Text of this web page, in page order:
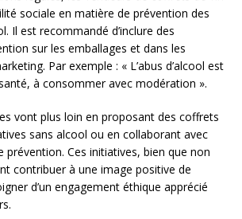
sociale en matière de prévention des
Il est recommandé d’inclure des
sur les emballages et dans les
Par exemple : « L’abus d’alcool est
à consommer avec modération ».
vont plus loin en proposant des coffrets
sans alcool ou en collaborant avec
prévention. Ces initiatives, bien que non
contribuer à une image positive de
d’un engagement éthique apprécié